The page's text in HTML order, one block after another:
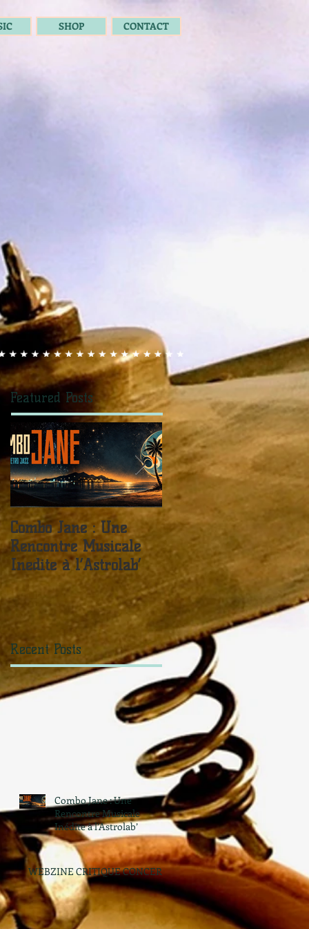
SHOP CONTACT
Featured Posts
Combo Jane : Une
Rencontre Musicale
Inédite à l’Astrolab’
JANE FOR TEA -
Sister Kate / Live In
The Château
Recent Posts
Combo Jane : Une
Rencontre Musicale
Inédite à l’Astrolab’
WEBZINE CRITIQUE CONCERT